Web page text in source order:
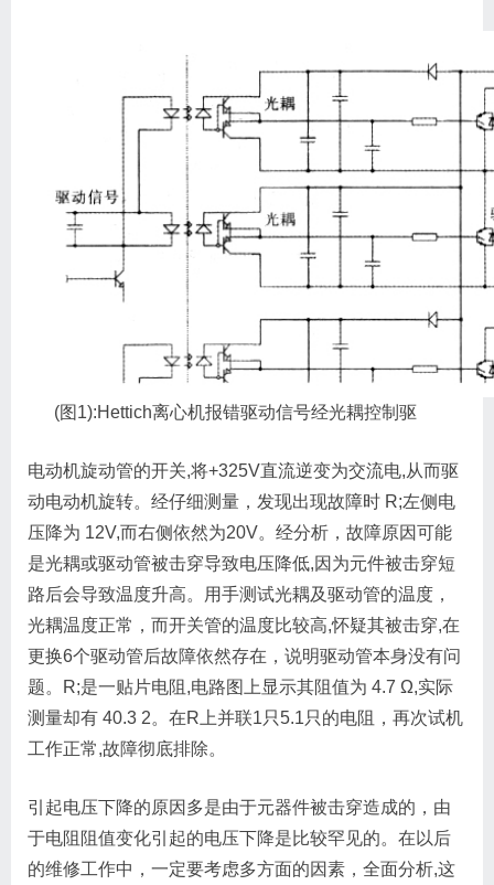
(图1):Hettich离心机报错驱动信号经光耦控制驱
电动机旋动管的开关,将+325V直流逆变为交流电,从而驱
动电动机旋转。经仔细测量，发现出现故障时 R;左侧电
压降为 12V,而右侧依然为20V。经分析，故障原因可能
是光耦或驱动管被击穿导致电压降低,因为元件被击穿短
路后会导致温度升高。用手测试光耦及驱动管的温度，
光耦温度正常，而开关管的温度比较高,怀疑其被击穿,在
更换6个驱动管后故障依然存在，说明驱动管本身没有问
题。R;是一贴片电阻,电路图上显示其阻值为 4.7 Ω,实际
测量却有 40.3 2。在R上并联1只5.1只的电阻，再次试机
工作正常,故障彻底排除。
引起电压下降的原因多是由于元器件被击穿造成的，由
于电阻阻值变化引起的电压下降是比较罕见的。在以后
的维修工作中，一定要考虑多方面的因素，全面分析,这